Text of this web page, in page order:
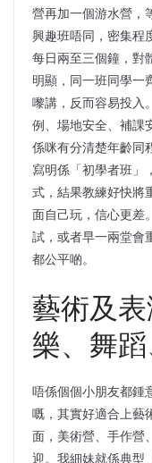
營再加一個游水營，
興趣班唔同，密集程
每日兩至三個鐘，對
明顯，同一班同學一
嚟講，反而容易投入
例、場地安全、補課
係咪有分清楚年齡同
寫明係「初學者班」
式，結果教練好快將
面自己玩，信心更差
試，或者早一兩堂會
都公平啲。
藝術及
樂、舞
唔係個個小朋友都鍾
嘅，其實好適合上藝
面，美術營、手作營
迎。我細妹就係典型